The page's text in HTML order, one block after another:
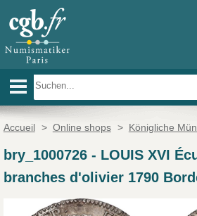
Accueil > Online shops > Königliche
bry_1000726- LOUIS XVI
branches d'olivier 1790